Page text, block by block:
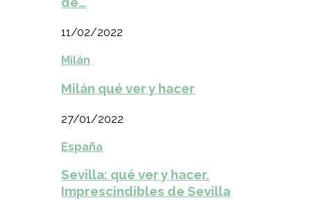
11/02/2022
Milán
Milán qué ver y hacer
27/01/2022
España
Sevilla: qué ver y hacer.
Imprescindibles de Sevilla